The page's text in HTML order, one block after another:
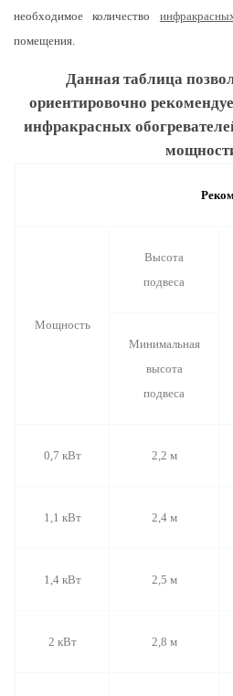
необходимое количество
помещения.
Данная таблица
ориентировочно
инфракрасных
Мощность
Высота
подвеса
Минимальная
высота
подвеса
0,7 кВт 2,2 м
1,1 кВт 2,4 м
1,4 кВт 2,5 м
2 кВт 2,8 м